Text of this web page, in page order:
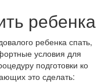
ребенка
ребенка спать,
условия для
подготовки ко
это сделать: